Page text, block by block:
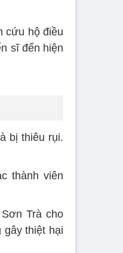
cứu hộ điều
sĩ đến hiện
bị thiêu rụi.
thành viên
Trà cho
gây thiệt hại